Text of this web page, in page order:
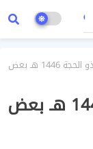
تقرير هلال شهر ذو الحجة 1446 هـ بعض
تقرير هلال شهر ذو الحجة 1446 هـ بعض